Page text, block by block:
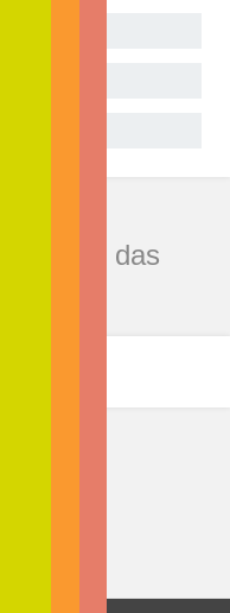
kommt das